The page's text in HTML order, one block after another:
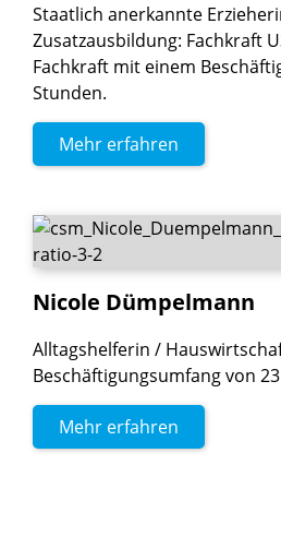
Staatlich anerkannte
Zusatzausbildung: Fachkraft
Fachkraft mit einem
Stunden.
Mehr erfahren
Nicole Dümpelmann
Alltagshelferin /
Beschäftigungsumfang von
Mehr erfahren